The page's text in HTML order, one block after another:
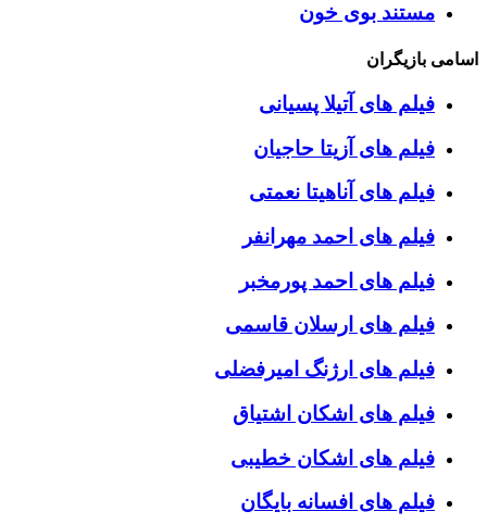
مستند بوی خون
اسامی بازیگران
فیلم های آتیلا پسیانی
فیلم های آزیتا حاجیان
فیلم های آناهیتا نعمتی
فیلم های احمد مهرانفر
فیلم های احمد پورمخبر
فیلم های ارسلان قاسمی
فیلم های ارژنگ امیرفضلی
فیلم های اشکان اشتیاق
فیلم های اشکان خطیبی
فیلم های افسانه بایگان